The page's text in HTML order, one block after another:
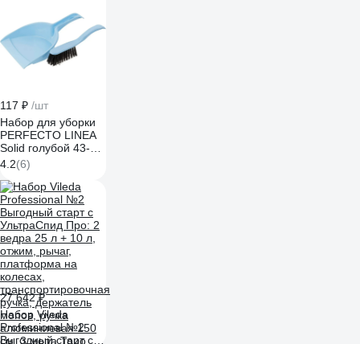
117 ₽ /шт
Набор для уборки
PERFECTO LINEA
Solid голубой 43-
526100
4.2(6)
27 642 ₽
Набор Vileda
Professional №2
Выгодный старт с